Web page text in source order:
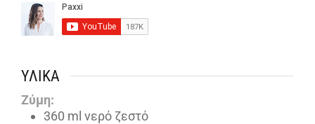
ΥΛΙΚΆ
Ζύμη:
360 ml νερό ζεστό